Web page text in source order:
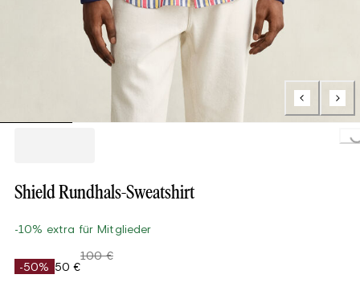
Loading...
Shield Rundhals-Sweatshirt
-10% extra für Mitglieder
-50% 50 €
100 €